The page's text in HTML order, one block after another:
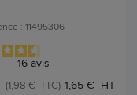
: 11495306
- 16 avis
1,65 € HT
(1,98 € TTC)